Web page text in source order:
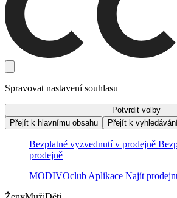
Spravovat nastavení souhlasu
Potvrdit volby
Přejít k hlavnímu obsahu
Přejít k
Bezplatné vyzvednutí v prodejně
prodejně
MODIVOclub Aplikace Najít